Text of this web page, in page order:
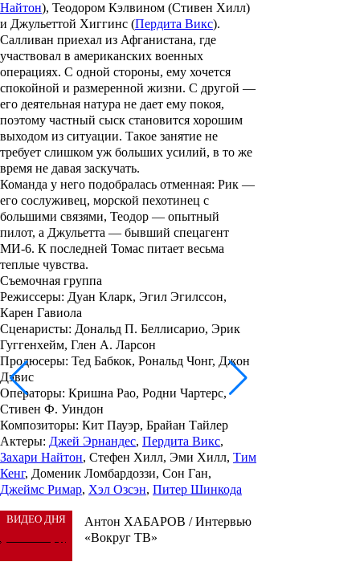
Найтон), Теодором Кэлвином (Стивен Хилл)
и Джульеттой Хиггинс (Пердита Викс).
Салливан приехал из Афганистана, где
участвовал в американских военных
операциях. С одной стороны, ему хочется
спокойной и размеренной жизни. С другой —
его деятельная натура не дает ему покоя,
поэтому частный сыск становится хорошим
выходом из ситуации. Такое занятие не
требует слишком уж больших усилий, в то же
время не давая заскучать.
Команда у него подобралась отменная: Рик —
его сослуживец, морской пехотинец с
большими связями, Теодор — опытный
пилот, а Джульетта — бывший спецагент
МИ-6. К последней Томас питает весьма
теплые чувства.
Съемочная группа
Режиссеры: Дуан Кларк, Эгил Эгилссон,
Карен Гавиола
Сценаристы: Дональд П. Беллисарио, Эрик
Гуггенхейм, Глен А. Ларсон
Продюсеры: Тед Бабкок, Рональд Чонг, Джон
Дэвис
Операторы: Кришна Рао, Родни Чартерс,
Стивен Ф. Уиндон
Композиторы: Кит Пауэр, Брайан Тайлер
Актеры: Джей Эрнандес, Пердита Викс,
Захари Найтон, Стефен Хилл, Эми Хилл, Тим
Кенг, Доменик Ломбардоззи, Сон Ган,
Джеймс Римар, Хэл Озсэн, Питер Шинкода
ВИДЕО ДНЯ
Антон ХАБАРОВ / Интервью
«Вокруг ТВ»